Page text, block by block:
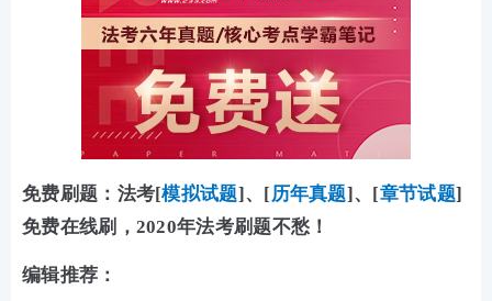
免费刷题：法考[模拟试题]、[历年真题]、[章节试题]
免费在线刷，2020年法考刷题不愁！
编辑推荐：